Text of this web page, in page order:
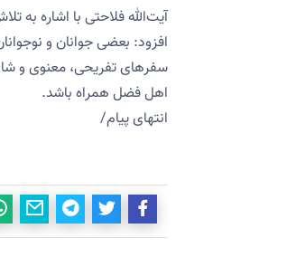
آیت‌الله فلاحتی با اشاره
افزود: بعضی جوانان و
سفرهای تفریحی، معنوی و
اهل فضل همراه باشد.
انتهای پیام/